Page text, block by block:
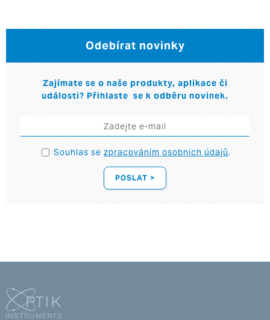
Odebírat novinky
Zajímate se o naše produkty, aplikace či
události? Přihlaste se k odběru novinek.
Souhlas sezpracováním osobních údajů.
POSLAT >